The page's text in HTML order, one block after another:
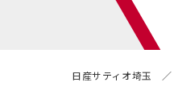
日産サティオ埼玉